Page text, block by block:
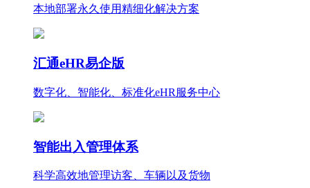
本地部署永久使用精细化解决方案
汇通eHR易企版
数字化、智能化、标准化eHR服务中心
智能出入管理体系
科学高效地管理访客、车辆以及货物